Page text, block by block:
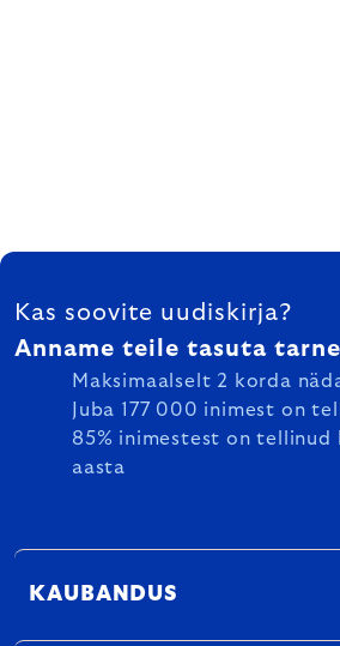
FOOTER
Kas soovite uudiskirja?
Anname teile tasuta tarne
Maksimaalselt 2 korda
Juba 177 000 inimest on
85% inimestest on tellinud
aasta
KAUBANDUS